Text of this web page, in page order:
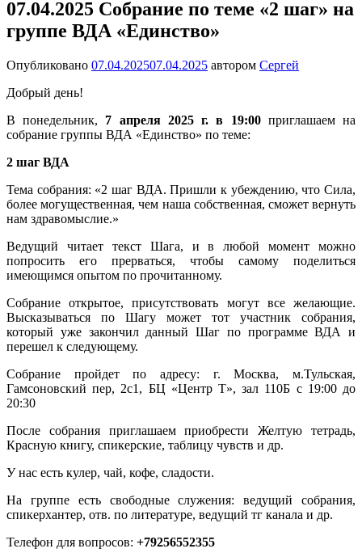
07.04.2025 Собрание по теме «2 шаг» на
группе ВДА «Единство»
Опубликовано 07.04.202507.04.2025 автором Сергей
Добрый день!
В понедельник, 7 апреля 2025 г. в 19:00 приглашаем на
собрание группы ВДА «Единство» по теме:
2 шаг ВДА
Тема собрания: «2 шаг ВДА. Пришли к убеждению, что Сила,
более могущественная, чем наша собственная, сможет вернуть
нам здравомыслие.»
Ведущий читает текст Шага, и в любой момент можно
попросить его прерваться, чтобы самому поделиться
имеющимся опытом по прочитанному.
Собрание открытое, присутствовать могут все желающие.
Высказываться по Шагу может тот участник собрания,
который уже закончил данный Шаг по программе ВДА и
перешел к следующему.
Собрание пройдет по адресу: г. Москва, м.Тульская,
Гамсоновский пер, 2с1, БЦ «Центр Т», зал 110Б с 19:00 до
20:30
После собрания приглашаем приобрести Желтую тетрадь,
Красную книгу, спикерские, таблицу чувств и др.
У нас есть кулер, чай, кофе, сладости.
На группе есть свободные служения: ведущий собрания,
спикерхантер, отв. по литературе, ведущий тг канала и др.
Телефон для вопросов: +79256552355